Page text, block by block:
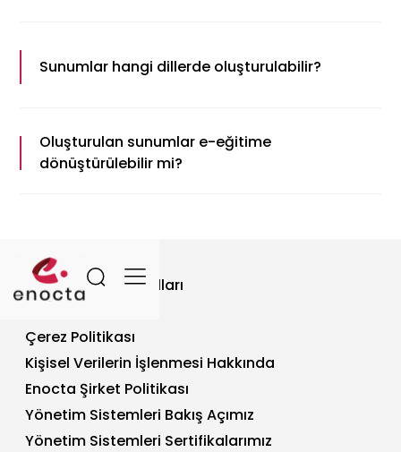
hazırlık tamamlanır. Sunum PPTX veya video
formatında indirilebilir veya Enocta Platform üzerinden
Sunumlar hangi dillerde oluşturulabilir?
Oluşturulan sunumlar e-eğitime
dönüştürülebilir mi?
Site Kullanım Koşulları
Çerez Politikası
Kişisel Verilerin İşlenmesi Hakkında
Enocta Şirket Politikası
Yönetim Sistemleri Bakış Açımız
Yönetim Sistemleri Sertifikalarımız